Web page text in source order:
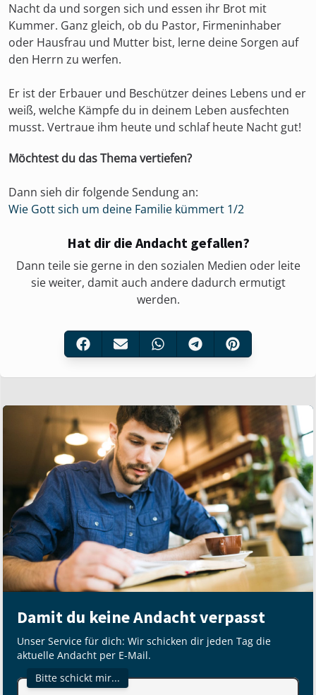
Nacht da und sorgen sich und essen ihr Brot mit
Kummer. Ganz gleich, ob du Pastor, Firmeninhaber
oder Hausfrau und Mutter bist, lerne deine Sorgen auf
den Herrn zu werfen.
Er ist der Erbauer und Beschützer deines Lebens und er
weiß, welche Kämpfe du in deinem Leben ausfechten
musst. Vertraue ihm heute und schlaf heute Nacht gut!
Möchtest du das Thema vertiefen?
Dann sieh dir folgende Sendung an:
Wie Gott sich um deine Familie kümmert 1/2
Hat dir die Andacht gefallen?
Dann teile sie gerne in den sozialen Medien oder leite
sie weiter, damit auch andere dadurch ermutigt
werden.
Damit du keine Andacht verpasst
Unser Service für dich: Wir schicken dir jeden Tag die
aktuelle Andacht per E-Mail.
Bitte schickt mir...